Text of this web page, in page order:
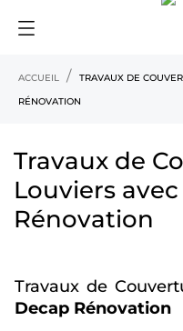
ACCUEIL
TRAVAUX DE
RÉNOVATION
Travaux de
Louviers
Rénovation
Travaux de
Decap Rénovation